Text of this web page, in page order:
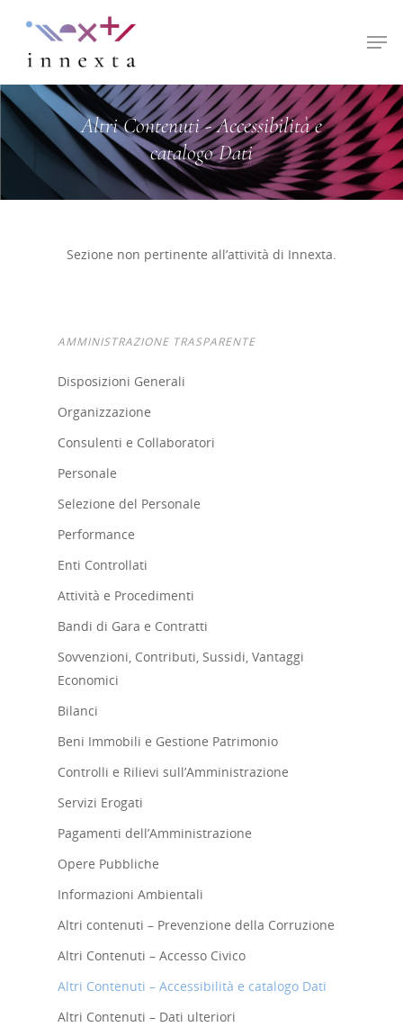
Hit enter to search or ESC to close
Altri Contenuti - Accessibilità e
catalogo Dati
Sezione non pertinente all’attività di Innexta.
AMMINISTRAZIONE TRASPARENTE
Disposizioni Generali
Organizzazione
Consulenti e Collaboratori
Personale
Selezione del Personale
Performance
Enti Controllati
Attività e Procedimenti
Bandi di Gara e Contratti
Sovvenzioni, Contributi, Sussidi, Vantaggi
Economici
Bilanci
Beni Immobili e Gestione Patrimonio
Controlli e Rilievi sull’Amministrazione
Servizi Erogati
Pagamenti dell’Amministrazione
Opere Pubbliche
Informazioni Ambientali
Altri contenuti – Prevenzione della Corruzione
Altri Contenuti – Accesso Civico
Altri Contenuti – Accessibilità e catalogo Dati
Altri Contenuti – Dati ulterioriHome